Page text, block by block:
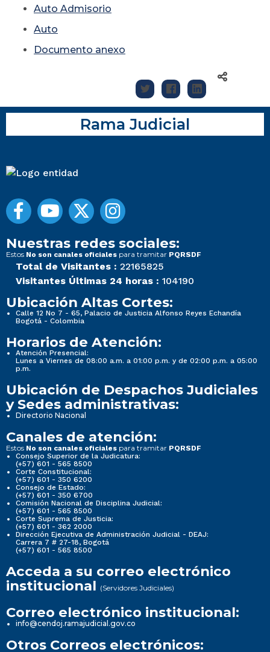
Auto Admisorio
Auto
Documento anexo
Rama Judicial
Nuestras redes sociales:
Estos No son canales oficiales para tramitar PQRSDF
Total de Visitantes : 22165825
Visitantes Últimas 24 horas : 104190
Ubicación Altas Cortes:
Calle 12 No 7 - 65, Palacio de Justicia Alfonso Reyes Echandía
Bogotá - Colombia
Horarios de Atención:
Atención Presencial:
Lunes a Viernes de 08:00 a.m. a 01:00 p.m. y de 02:00 p.m. a 05:00
p.m.
Ubicación de Despachos Judiciales
y Sedes administrativas:
Directorio Nacional
Canales de atención:
Estos No son canales oficiales para tramitar PQRSDF
Consejo Superior de la Judicatura:
(+57) 601 - 565 8500
Corte Constitucional:
(+57) 601 - 350 6200
Consejo de Estado:
(+57) 601 - 350 6700
Comisión Nacional de Disciplina Judicial:
(+57) 601 - 565 8500
Corte Suprema de Justicia:
(+57) 601 - 362 2000
Dirección Ejecutiva de Administración Judicial - DEAJ:
Carrera 7 # 27-18, Bogotá
(+57) 601 - 565 8500
Acceda a su correo electrónico
institucional (Servidores Judiciales)
Correo electrónico institucional:
info@cendoj.ramajudicial.gov.co
Otros Correos electrónicos: